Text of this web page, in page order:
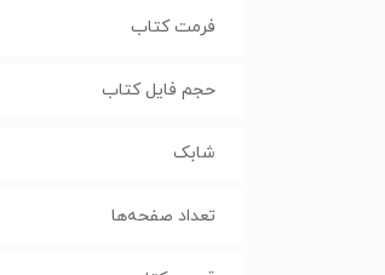
فرمت کتاب
حجم فایل کتاب
شابک
تعداد صفحه‌ها